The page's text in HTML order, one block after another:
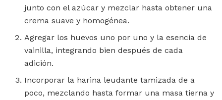
junto con el azúcar y mezclar hasta obtener una
crema suave y homogénea.
Agregar los huevos uno por uno y la esencia de
vainilla, integrando bien después de cada
adición.
Incorporar la harina leudante tamizada de a
poco, mezclando hasta formar una masa tierna y